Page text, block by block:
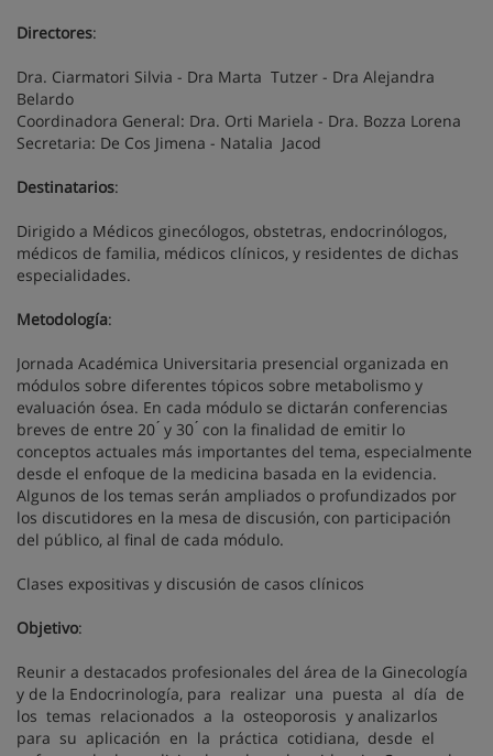
Directores:
Dra. Ciarmatori Silvia - Dra Marta Tutzer - Dra Alejandra
Belardo
Coordinadora General: Dra. Orti Mariela - Dra. Bozza Lorena
Secretaria: De Cos Jimena - Natalia Jacod
Destinatarios:
Dirigido a Médicos ginecólogos, obstetras, endocrinólogos,
médicos de familia, médicos clínicos, y residentes de dichas
especialidades.
Metodología:
Jornada Académica Universitaria presencial organizada en
módulos sobre diferentes tópicos sobre metabolismo y
evaluación ósea. En cada módulo se dictarán conferencias
breves de entre 20 ́ y 30 ́ con la finalidad de emitir lo
conceptos actuales más importantes del tema, especialmente
desde el enfoque de la medicina basada en la evidencia.
Algunos de los temas serán ampliados o profundizados por
los discutidores en la mesa de discusión, con participación
del público, al final de cada módulo.
Clases expositivas y discusión de casos clínicos
Objetivo:
Reunir a destacados profesionales del área de la Ginecología
y de la Endocrinología, para realizar una puesta al día de
los temas relacionados a la osteoporosis y analizarlos
para su aplicación en la práctica cotidiana, desde el